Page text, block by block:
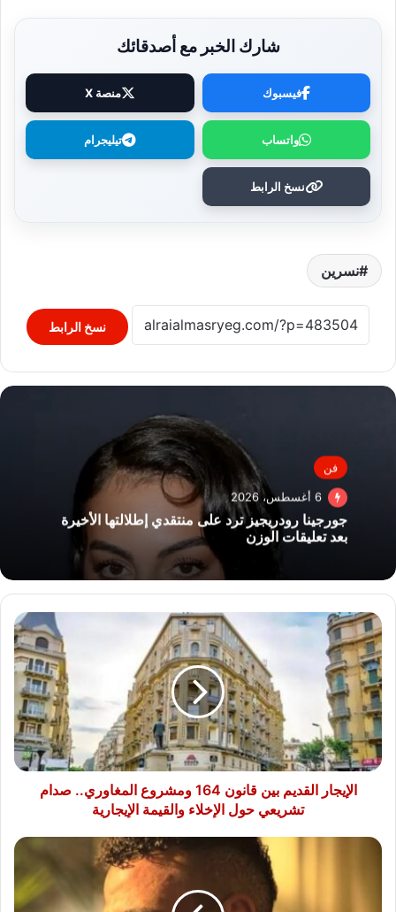
شارك الخبر مع أصدقائك
فيسبوك منصة X
واتساب تيليجرام
نسخ الرابط
نسرين
نسخ الرابط
فن
6 أغسطس، 2026
جورجينا رودريجيز ترد على منتقدي إطلالتها الأخيرة
بعد تعليقات الوزن
الإيجار
القديم
بين
قانون
164
ومشروع
المغاوري..
صدام
تشريعي
الإيجارية
الإيجار القديم بين قانون 164 ومشروع المغاوري.. صدام
تشريعي حول الإخلاء والقيمة الإيجارية
محمد